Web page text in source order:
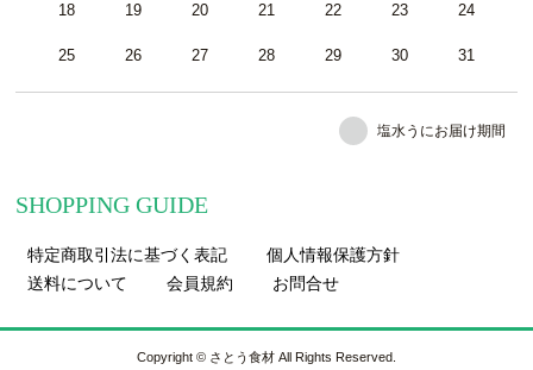
18 19 20 21 22 23 24
25 26 27 28 29 30 31
塩水うにお届け期間
SHOPPING GUIDE
特定商取引法に基づく表記
個人情報保護方針
送料について
会員規約 お問合せ
Copyright © さとう食材 All Rights Reserved.